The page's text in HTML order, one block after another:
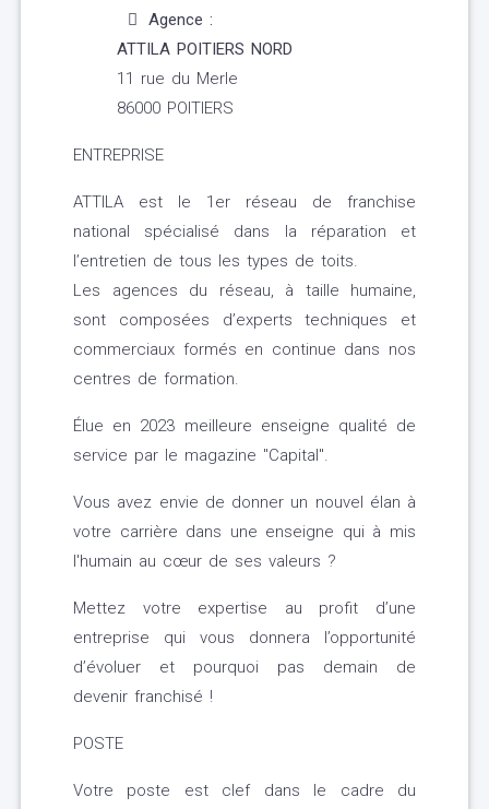
Agence :
ATTILA POITIERS NORD
11 rue du Merle
86000 POITIERS
ENTREPRISE
ATTILA est le 1er réseau de franchise
national spécialisé dans la réparation et
l’entretien de tous les types de toits.
Les agences du réseau, à taille humaine,
sont composées d’experts techniques et
commerciaux formés en continue dans nos
centres de formation.
Élue en 2023 meilleure enseigne qualité de
service par le magazine "Capital".
Vous avez envie de donner un nouvel élan à
votre carrière dans une enseigne qui à mis
l'humain au cœur de ses valeurs ?
Mettez votre expertise au profit d’une
entreprise qui vous donnera l’opportunité
d’évoluer et pourquoi pas demain de
devenir franchisé !
POSTE
Votre poste est clef dans le cadre du